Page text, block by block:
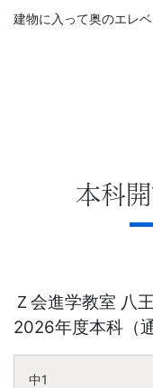
建物に入って奥のエレ
本科
Ｚ会進学教室 八
2026年度本科（
中1